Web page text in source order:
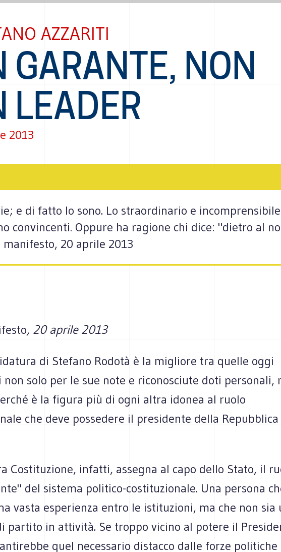
AZZARITI
GARANTE, NON
LEADER
2013
e di fatto lo sono. Lo straordinario e
convincenti. Oppure ha ragione chi dice: "dietro al
20 aprile 2013
, 20 aprile 2013
di Stefano Rodotà è la migliore tra quelle oggi
non solo per le sue note e riconosciute doti personali,
è la figura più di ogni altra idonea al ruolo
che deve possedere il presidente della Repubblica
Costituzione, infatti, assegna al capo dello Stato, il
del sistema politico-costituzionale. Una persona
vasta esperienza entro le istituzioni, ma che non sia
partito in attività. Se troppo vicino al potere il
quel necessario distacco dalle forze politiche